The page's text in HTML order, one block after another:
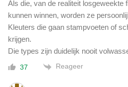
l
d
Als die, van de realiteit losgeweekte
kunnen winnen, worden ze
Kleuters die gaan stampvoeten of
krijgen.
Die types zijn duidelijk nooit
37 Reageer